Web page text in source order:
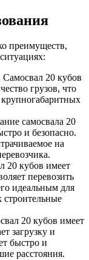
преимуществ,
20 кубов
грузов, что
крупногабаритных
самосвала 20
и безопасно.
на
20 кубов имеет
перевозить
идеальным для
строительные
20 кубов имеет
загрузку и
быстро и
расстояния.